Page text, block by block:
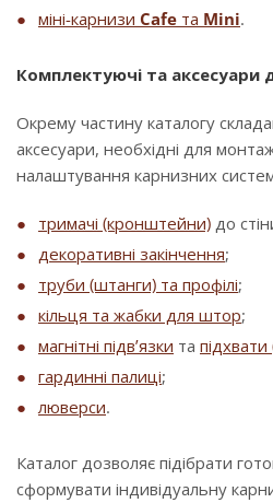
міні-карнизи Cafe та Mini.
Комплектуючі та аксесуари
Окрему частину каталогу
аксесуари, необхідні для
налаштування карнизних
тримачі (кронштейни) до
декоративні закінчення;
труби (штанги) та профілі;
кільця та жабки для штор;
магнітні підв’язки та
гардинні палиці;
люверси.
Каталог дозволяє підібрати
сформувати індивідуальну